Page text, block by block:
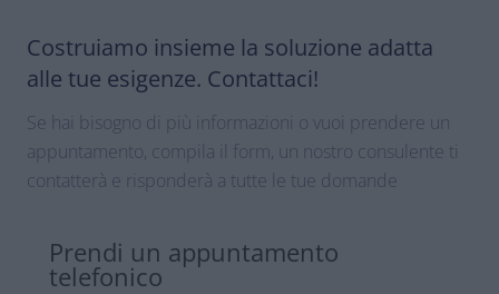
Costruiamo insieme la soluzione adatta
alle tue esigenze. Contattaci!
Se hai bisogno di più informazioni o vuoi prendere un
appuntamento, compila il form, un nostro consulente ti
contatterà e risponderà a tutte le tue domande
Prendi un appuntamento
telefonico